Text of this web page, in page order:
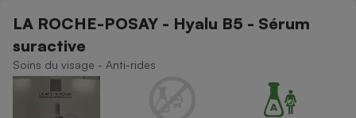
LA ROCHE-POSAY - Hyalu B5 - Sérum
suractive
Soins du visage - Anti-rides